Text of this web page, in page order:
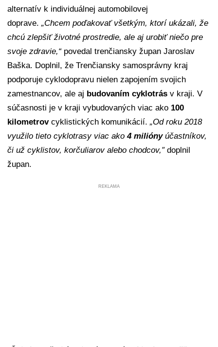
alternatív k individuálnej automobilovej
doprave. „Chcem poďakovať všetkým, ktorí ukázali, že
chcú zlepšiť životné prostredie, ale aj urobiť niečo pre
svoje zdravie,“ povedal trenčiansky župan Jaroslav
Baška. Doplnil, že Trenčiansky samosprávny kraj
podporuje cyklodopravu nielen zapojením svojich
zamestnancov, ale aj budovaním cyklotrás v kraji. V
súčasnosti je v kraji vybudovaných viac ako 100
kilometrovcyklistických komunikácií. „Od roku 2018
využilo tieto cyklotrasy viac ako4 milióny účastníkov,
či už cyklistov, korčuliarov alebo chodcov,″doplnil
župan.
REKLAMA